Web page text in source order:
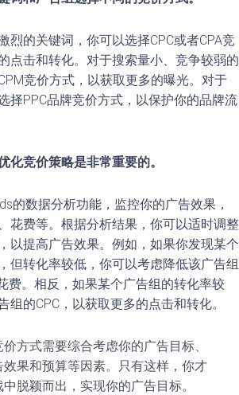
烈的关键词，你可以选择CPC或者CPA竞
点击和转化。对于搜索量小、竞争较弱的
竞价方式，以获取更多的曝光。对于
择PPC品牌竞价方式，以保护你的品牌流
化竞价策略是非常重要的。
的数据分析功能，监控你的广告效果，
花费等。根据分析结果，你可以适时调整
以提高广告效果。例如，如果你发现某个
但转化率较低，你可以考虑降低该广告组
费。相反，如果某个广告组的转化率较
组的CPC，以获取更多的点击和转化。
方式需要综合考虑你的广告目标、
果和预算等因素。只有这样，你才
脱颖而出，实现你的广告目标。